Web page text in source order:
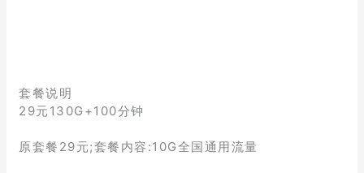
套餐说明
29元130G+100分钟
原套餐29元;套餐内容:10G全国通用流量